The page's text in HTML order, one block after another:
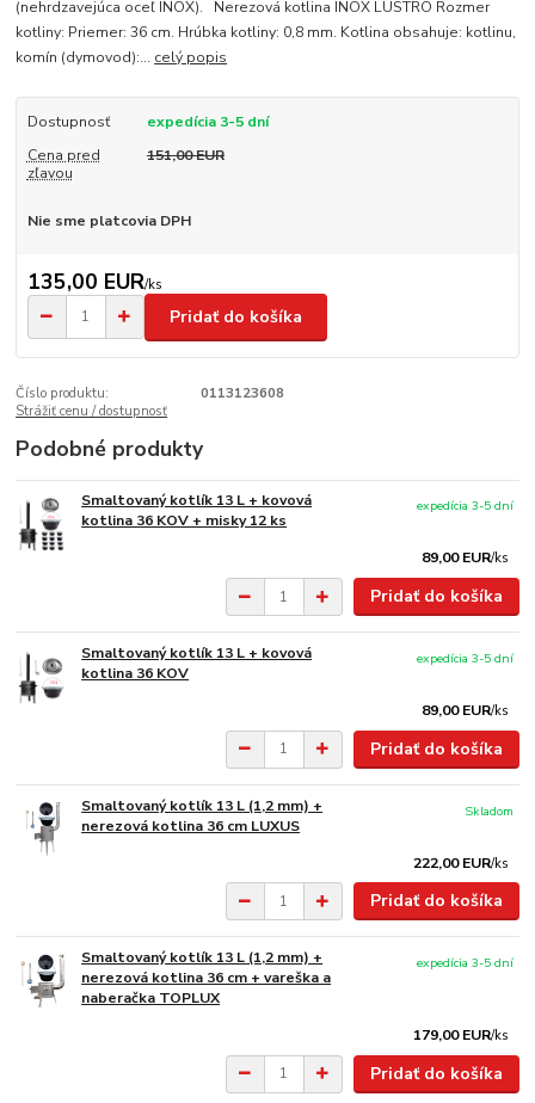
(nehrdzavejúca oceľ INOX). Nerezová kotlina INOX LUSTRO Rozmer
kotliny: Priemer: 36 cm. Hrúbka kotliny: 0,8 mm. Kotlina obsahuje: kotlinu,
komín (dymovod):... celý popis
Dostupnosť
expedícia 3-5 dní
Cena pred
zľavou
151,00 EUR
Nie sme platcovia DPH
135,00 EUR/ks
Pridať do košíka
Číslo produktu:
0113123608
Strážiť cenu / dostupnosť
Podobné produkty
Smaltovaný kotlík 13 L + kovová
kotlina 36 KOV + misky 12 ks
89,00 EUR/ks
expedícia 3-5 dní
Pridať do košíka
Smaltovaný kotlík 13 L + kovová
kotlina 36 KOV
89,00 EUR/ks
expedícia 3-5 dní
Pridať do košíka
Smaltovaný kotlík 13 L (1,2 mm) +
nerezová kotlina 36 cm LUXUS
222,00 EUR/ks
Skladom
Pridať do košíka
Smaltovaný kotlík 13 L (1,2 mm) +
nerezová kotlina 36 cm + vareška a
naberačka TOPLUX
179,00 EUR/ks
expedícia 3-5 dní
Pridať do košíka